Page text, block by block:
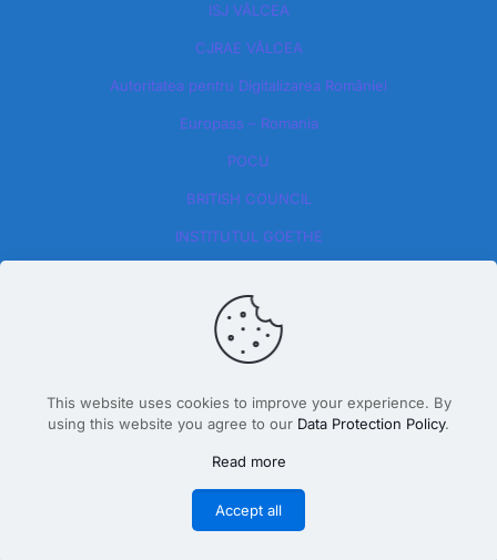
ISJ VÂLCEA
CJRAE VÂLCEA
Autoritatea pentru Digitalizarea României​
Europass – Romania
POCU
BRITISH COUNCIL
INSTITUTUL GOETHE
Design By Dăscălete Alexandru 2026
This website uses cookies to improve your experience. By
using this website you agree to our Data Protection Policy.
Read more
Accept all